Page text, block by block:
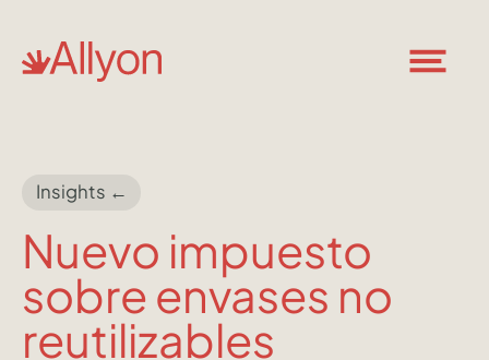
Insights ←
Nuevo impuesto
sobre envases no
reutilizables